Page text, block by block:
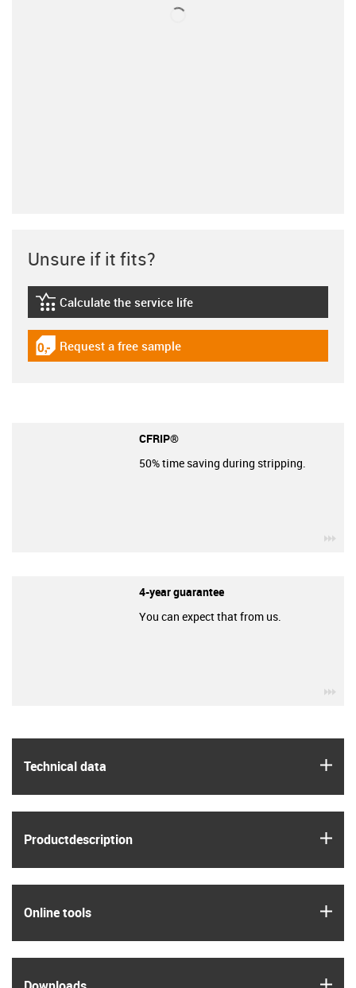
Technical data
Product­description
Online tools
Unsure if it fits?
igus-icon-lebensdauerrechner
Calculate the service life
igus-icon-gratismuster
Request a free sample
CFRIP®
50% time saving during stripping.
4-year guarantee
You can expect that from us.